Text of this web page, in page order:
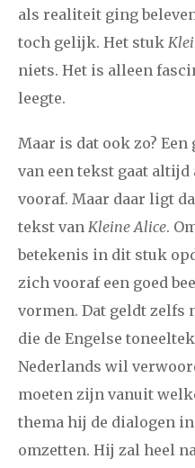
als realiteit ging
toch gelijk. Het stuk
niets. Het is alleen
leegte.
Maar is dat ook zo?
van een tekst gaat
vooraf. Maar daar ligt
tekst van Kleine Alice.
betekenis in dit stuk
zich vooraf een goed
vormen. Dat geldt zelfs
die de Engelse
Nederlands wil
moeten zijn vanuit
thema hij de dialogen
omzetten. Hij zal heel